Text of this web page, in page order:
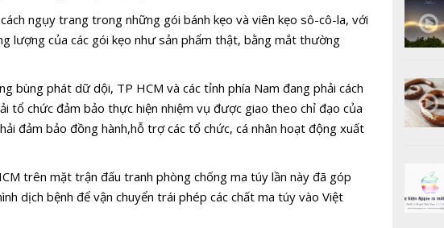
ngụy trang trong những gói bánh kẹo và viên kẹo sô-cô-la, với
lượng của các gói kẹo như sản phẩm thật, bằng mắt thường
bùng phát dữ dội, TP HCM và các tỉnh phía Nam đang phải cách
tổ chức đảm bảo thực hiện nhiệm vụ được giao theo chỉ đạo của
đảm bảo đồng hành,hỗ trợ các tổ chức, cá nhân hoạt động xuất
trên mặt trận đấu tranh phòng chống ma túy lần này đã góp
dịch bệnh để vận chuyển trái phép các chất ma túy vào Việt